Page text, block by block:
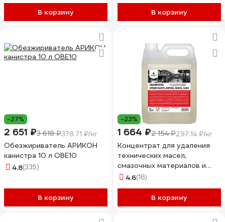
В корзину В корзину
-27%
2 651 ₽3 618 ₽378.71 ₽/кг
Обезжириватель АРИКОН
канистра 10 л OBE10
4.8(335)
В корзину
-23%
1 664 ₽2 154 ₽297.14 ₽/кг
Концентрат для удаления
технических масел,
смазочных материалов и
нефтепродуктов PROSEPT
4.6(16)
В корзину